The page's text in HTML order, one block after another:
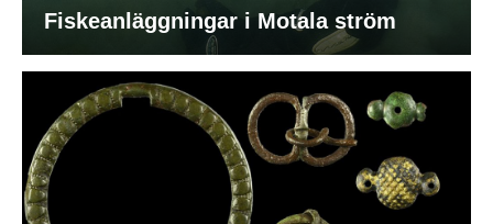
Fiskeanläggningar i Motala ström